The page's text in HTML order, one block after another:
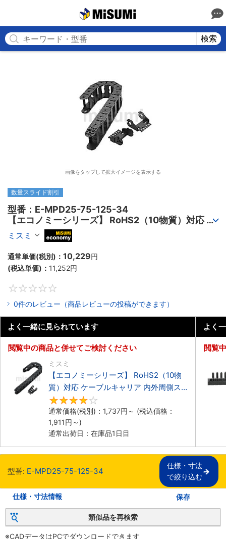
検索
画像をタップして拡大イメージを表示する
数量スライド割引
型番：E-MPD25-75-125-34
【エコノミーシリーズ】 RoHS2（10物質）対応 ケ
ーブルキャリア 中荷重タイプ
ミスミ
通常単価(税別)： 10,229円
(税込単価)： 11,252円
0件のレビュー（商品レビューの投稿ができます）
よく一緒に見られています
閲覧中の商品と併せてご検討ください
ミスミ
【エコノミーシリーズ】 RoHS2（10物
質）対応 ケーブルキャリア 内外周側ス
ナップ開閉タイプ
通常価格(税別)： 1,737円 ～ (税込価格：
1,911円 ～)
通常出荷日：在庫品1日目
よく
閲覧
型番: E-MPD25-75-125-34
仕様・寸法
で絞り込む
仕様・寸法情報 保存
類似品を再検索
※CADデータはPCでダウンロードできます